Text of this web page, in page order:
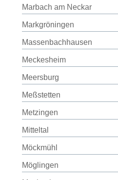
Marbach am Neckar
Markgröningen
Massenbachhausen
Meckesheim
Meersburg
Meßstetten
Metzingen
Mitteltal
Möckmühl
Möglingen